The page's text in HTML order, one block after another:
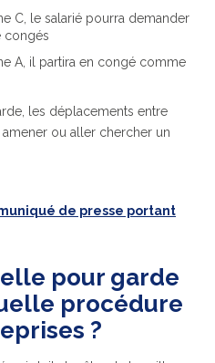
C, le salarié pourra demander
congés
A, il partira en congé comme
les déplacements entre
ou aller chercher un
de presse portant
pour garde
procédure
?